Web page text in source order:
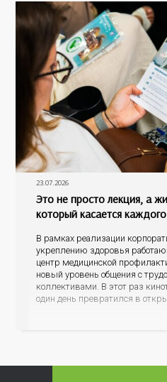
23.07.2026
Это не просто лекция, а
который касается
В рамках реализации
укреплению здоровья
центр медицинской
новый уровень общения с
коллективами. В этот раз
один день превратился в